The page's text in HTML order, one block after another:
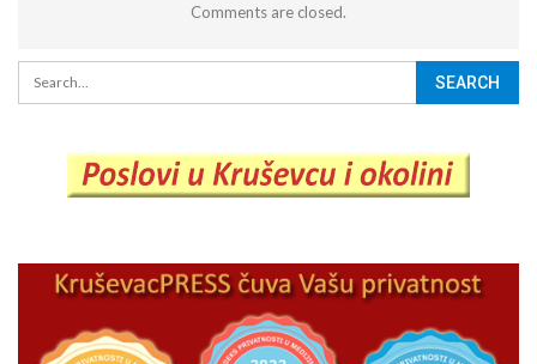
Comments are closed.